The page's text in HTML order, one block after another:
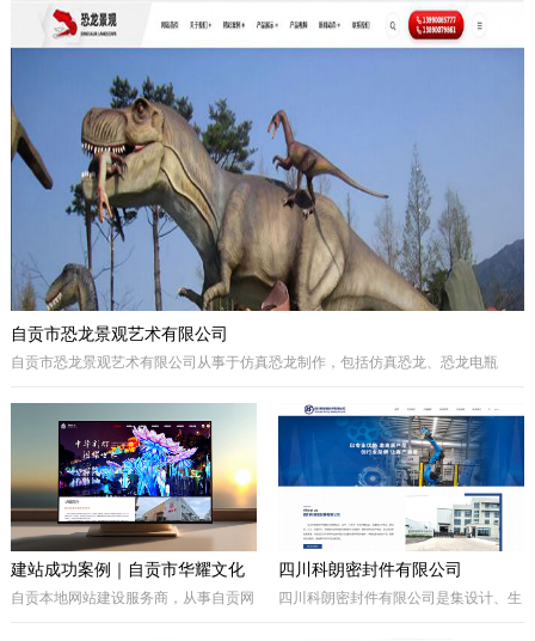
企业，集团子公司新亚彩灯是连续多年
由中央五部委联合授予的国家文化出口
州、安徽、甘肃、加拿大、美国等多个
控股合作团队。集团从…
之乡、中国灯城”美誉的四川省自贡
市。拥有“占地100余亩的中国彩灯仿真
司从事彩灯艺术工程、彩车彩船巡游工
程、趣味式景观游乐器具、景观雕塑工
程、城市文化符号美化亮化工程，以及
仿真恐龙、仿真动植物、化石制作和演
绎程控机器人研发生产。
自贡市恐龙景观艺术有限公司
自贡市恐龙景观艺术有限公司从事于仿真恐龙制作，包括仿真恐龙、恐龙电瓶
建站成功案例｜自贡市华耀文化
艺术有限公司官网定制开发项目
自贡本地网站建设服务商，从事自贡网
四川科朗密封件有限公司
四川科朗密封件有限公司是集设计、生